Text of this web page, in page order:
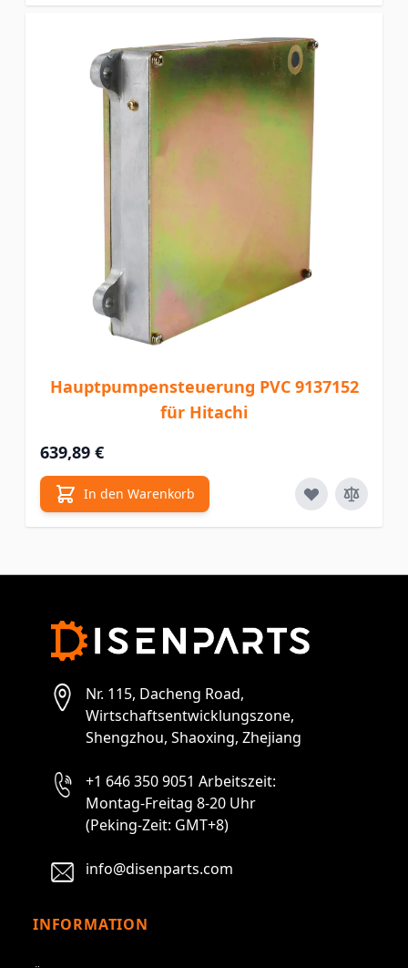
Hauptpumpensteuerung PVC 9137152
für Hitachi
639,89 €
In den Warenkorb
Nr. 115, Dacheng Road,
Wirtschaftsentwicklungszone,
Shengzhou, Shaoxing, Zhejiang
+1 646 350 9051 Arbeitszeit:
Montag-Freitag 8-20 Uhr
(Peking-Zeit: GMT+8)
info@disenparts.com
INFORMATION